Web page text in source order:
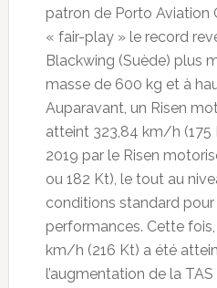
patron de Porto Aviation
« fair-play » le record
Blackwing (Suède) plus
masse de 600 kg et à
Auparavant, un Risen
atteint 323,84 km/h (175
2019 par le Risen
ou 182 Kt), le tout au
conditions standard
performances. Cette
km/h (216 Kt) a été
l’augmentation de la